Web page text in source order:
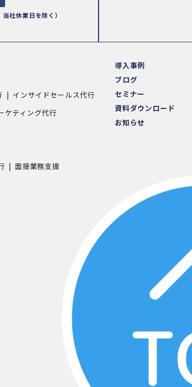
当社休業日を除く）
インサイドセールス代行
ケティング代行
面接業務支援
導入事例
ブログ
セミナー
資料ダウンロード
お知らせ